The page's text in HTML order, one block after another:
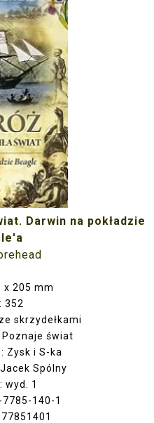
Darwin na pokładzie
x 205 mm
352
skrzydełkami
Poznaje świat
Zysk i S-ka
Spólny
wyd. 1
7785-140-1